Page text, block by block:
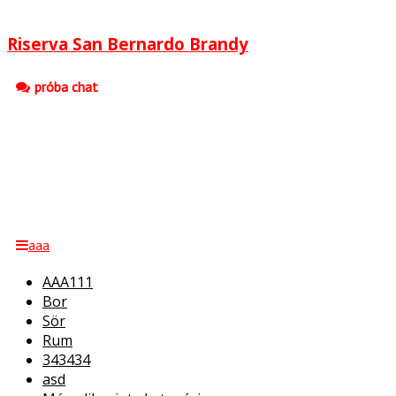
Riserva San Bernardo Brandy
próba chat
aaa
AAA111
Bor
Sör
Rum
343434
asd